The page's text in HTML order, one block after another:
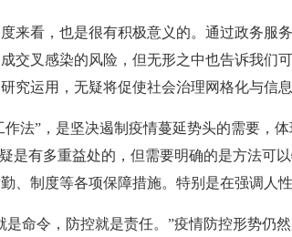
看，也是很有积极意义的。通过政务服务
交叉感染的风险，但无形之中也告诉我们
究运用，无疑将促使社会治理网格化与信
”，是坚决遏制疫情蔓延势头的需要，体
是有多重益处的，但需要明确的是方法可
、制度等各项保障措施。特别是在强调人
令，防控就是责任。”疫情防控形势仍然